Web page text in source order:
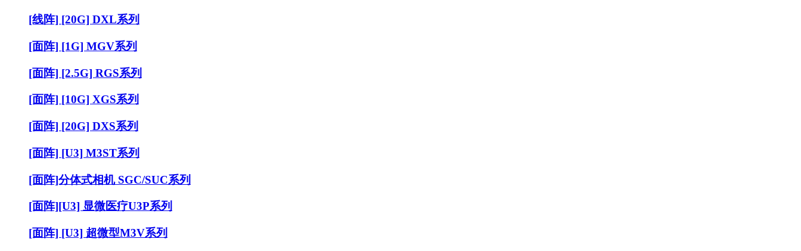
[线阵] [20G] DXL系列
[面阵] [1G] MGV系列
[面阵] [2.5G] RGS系列
[面阵] [10G] XGS系列
[面阵] [20G] DXS系列
[面阵] [U3] M3ST系列
[面阵]分体式相机 SGC/SUC系列
[面阵][U3] 显微医疗U3P系列
[面阵] [U3] 超微型M3V系列